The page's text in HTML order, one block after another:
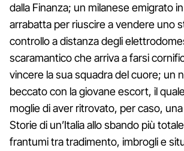
dalla Finanza; un milanese emigrato
arrabatta per riuscire a vendere uno
controllo a distanza degli
scaramantico che arriva a farsi
vincere la sua squadra del cuore; un
beccato con la giovane escort, il
moglie di aver ritrovato, per caso,
Storie di un’Italia allo sbando più
frantumi tra tradimento, imbrogli e